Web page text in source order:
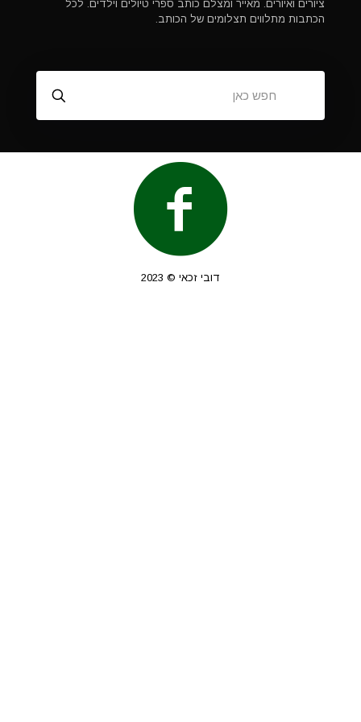
ציורים ואיורים. מאייר ומצלם כותב ספרי טיולים וילדים. לכל
הכתבות מתלווים תצלומים של הכותב.
דובי זכאי © 2023